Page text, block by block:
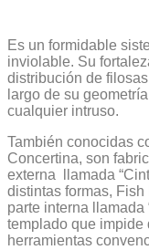
Es un formidable
inviolable. Su
distribución de
largo de su
cualquier intruso.
También conocidas
Concertina, son
externa llamada
distintas formas,
parte interna llamada
templado que impide
herramientas